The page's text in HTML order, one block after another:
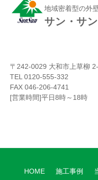
地域密着型の外
サン・サ
〒242-0029 大和市上草柳
TEL 0120-555-332
FAX 046-206-4741
[営業時間]平日8時～18時
HOME 施工事例